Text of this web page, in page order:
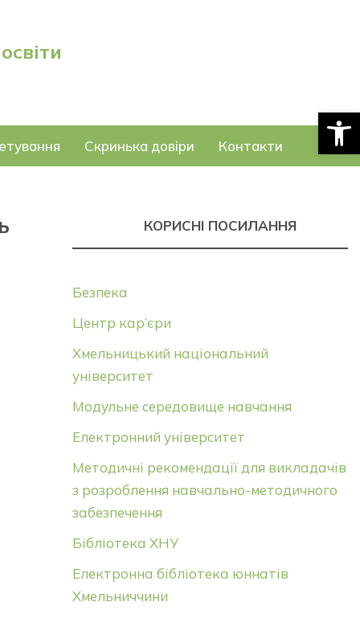
Скринька довіри Контакти
КОРИСНІ ПОСИЛАННЯ
Безпека
Центр кар’єри
Хмельницький національний
університет
Модульне середовище навчання
Електронний університет
Методичні рекомендації для викладачів
з розроблення навчально-методичного
забезпечення
Бібліотека ХНУ
Електронна бібліотека юннатів
Хмельниччини